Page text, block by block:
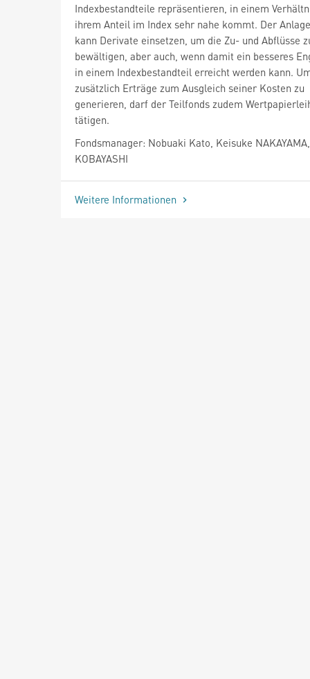
Indexbestandteile repräsentieren, in einem
ihrem Anteil im Index sehr nahe kommt. Der
kann Derivate einsetzen, um die Zu- und Abflüsse
bewältigen, aber auch, wenn damit ein besseres
in einem Indexbestandteil erreicht werden kann.
zusätzlich Erträge zum Ausgleich seiner Kosten zu
generieren, darf der Teilfonds zudem
tätigen.
Fondsmanager: Nobuaki Kato, Keisuke
KOBAYASHI
Weitere Informationen